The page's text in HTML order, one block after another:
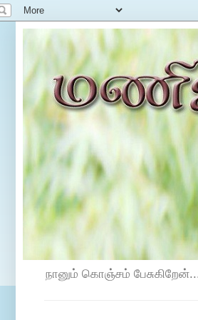
நானும் கொஞ்சம்